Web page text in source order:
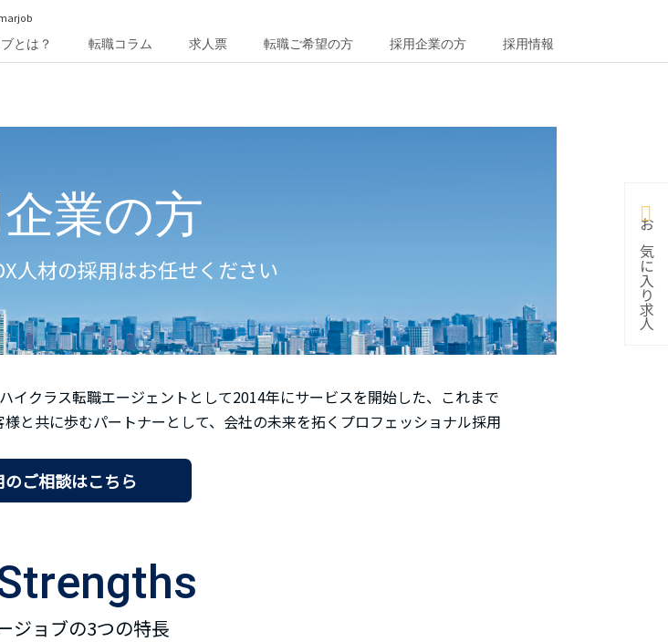
とは？
転職コラム 求人票 転職ご希望の方 採用企業の方 採用情報
業の方
人材の採用はお任せください
イクラス転職エージェントとして2014年にサービスを開始した、これまで
と共に歩むパートナーとして、会社の未来を拓くプロフェッショナル採用
のご相談はこちら
ジョブの3つの特長
お気に入り求人